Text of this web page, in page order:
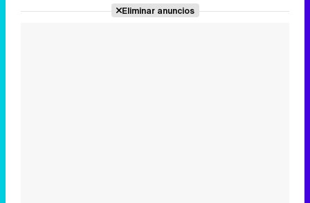
Eliminar anuncios